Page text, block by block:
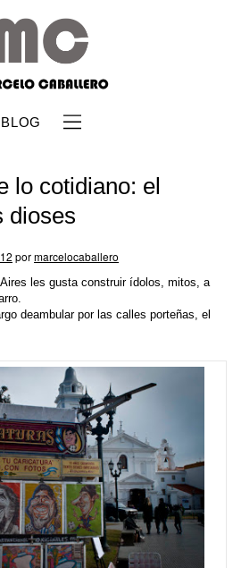
BLOG
lo cotidiano: el
dioses
pormarcelocaballero
les gusta construir ídolos, mitos, a
deambular por las calles porteñas, el